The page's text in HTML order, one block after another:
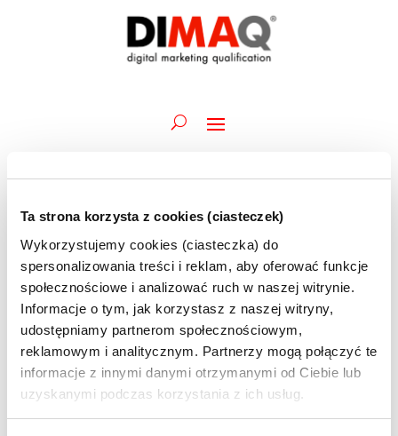
Ta strona korzysta z cookies (ciasteczek)
Wykorzystujemy cookies (ciasteczka) do
spersonalizowania treści i reklam, aby oferować funkcje
społecznościowe i analizować ruch w naszej witrynie.
Informacje o tym, jak korzystasz z naszej witryny,
udostępniamy partnerom społecznościowym,
reklamowym i analitycznym. Partnerzy mogą połączyć te
informacje z innymi danymi otrzymanymi od Ciebie lub
uzyskanymi podczas korzystania z ich usług.
Wydarzenia
for
7
listopada
2024
po
i
07.11.2024
Wybierz
datę.
Trwające
Akademia DIMAQ Professional | A.Maciorowski
| 04-14.11 | szkolenie ONLINE
4 listopada 2024 @ 09:45-14 listopada 2024 @ 12:30
Poprzedni dzień Następny dzień